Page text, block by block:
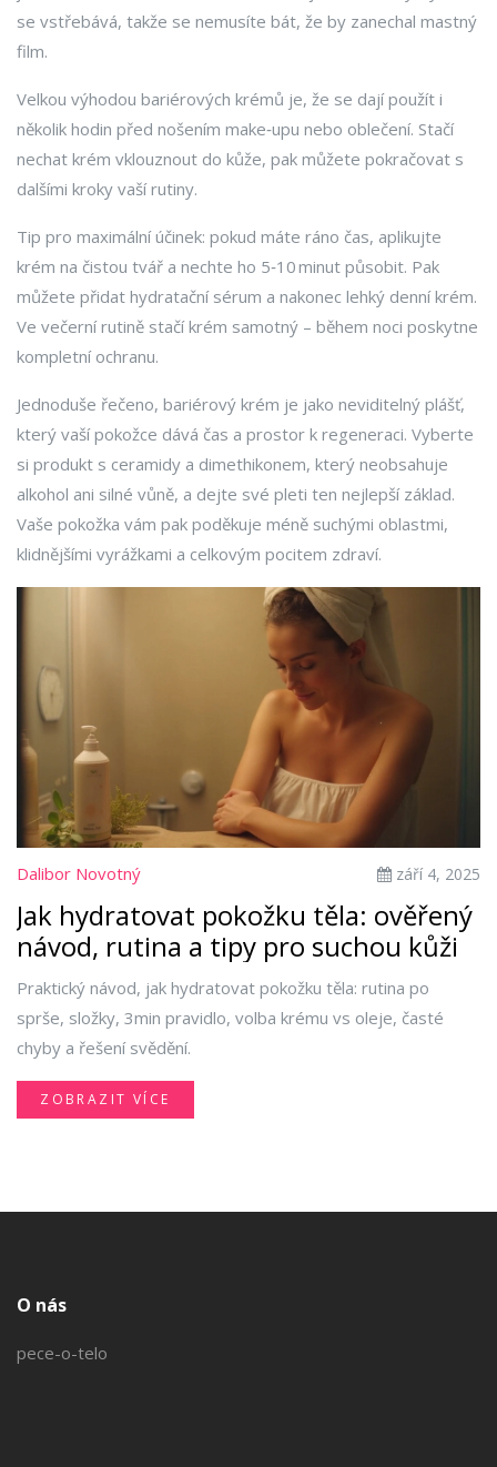
se vstřebává, takže se nemusíte bát, že by zanechal mastný
film.
Velkou výhodou bariérových krémů je, že se dají použít i
několik hodin před nošením make‑upu nebo oblečení. Stačí
nechat krém vklouznout do kůže, pak můžete pokračovat s
dalšími kroky vaší rutiny.
Tip pro maximální účinek: pokud máte ráno čas, aplikujte
krém na čistou tvář a nechte ho 5‑10 minut působit. Pak
můžete přidat hydratační sérum a nakonec lehký denní krém.
Ve večerní rutině stačí krém samotný – během noci poskytne
kompletní ochranu.
Jednoduše řečeno, bariérový krém je jako neviditelný plášť,
který vaší pokožce dává čas a prostor k regeneraci. Vyberte
si produkt s ceramidy a dimethikonem, který neobsahuje
alkohol ani silné vůně, a dejte své pleti ten nejlepší základ.
Vaše pokožka vám pak poděkuje méně suchými oblastmi,
klidnějšími vyrážkami a celkovým pocitem zdraví.
Dalibor Novotný září 4, 2025
Jak hydratovat pokožku těla: ověřený
návod, rutina a tipy pro suchou kůži
Praktický návod, jak hydratovat pokožku těla: rutina po
sprše, složky, 3min pravidlo, volba krému vs oleje, časté
chyby a řešení svědění.
ZOBRAZIT VÍCE
O nás
pece-o-telo